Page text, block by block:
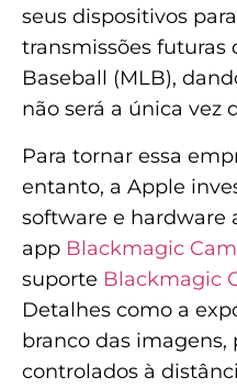
seus dispositivos
transmissões futuras
Baseball (MLB),
não será a única vez
Para tornar essa
entanto, a Apple
software e hardware
app Blackmagic
suporte Blackmagic
Detalhes como a
branco das imagens,
controlados à